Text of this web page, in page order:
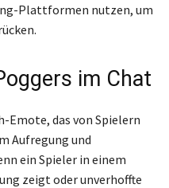
Plattformen nutzen, um
im Chat
Emote, das von Spielern
Aufregung und
ein Spieler in einem
zeigt oder unverhoffte